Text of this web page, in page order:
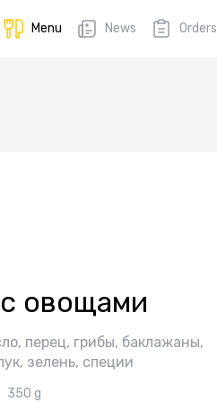
Menu News Orders
овощами
перец, грибы, баклажаны,
зелень, специи
350 g